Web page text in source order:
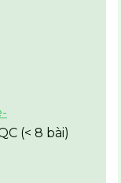
(< 8 bài)